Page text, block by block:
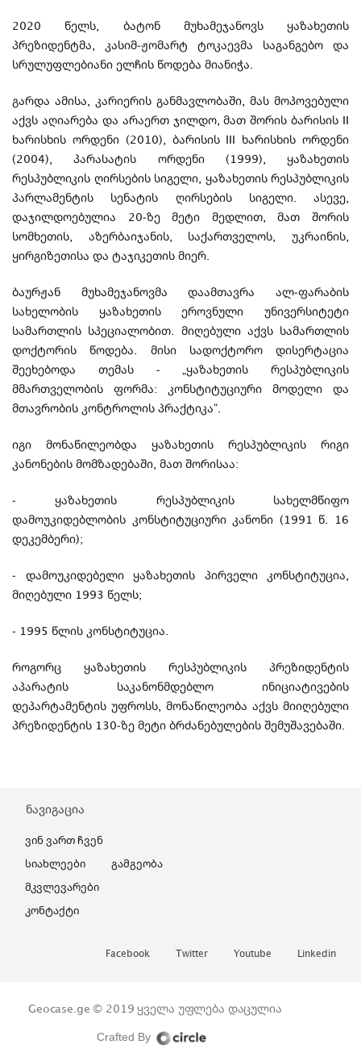
2020 წელს, ბატონ მუხამეჯანოვს ყაზახეთის
პრეზიდენტმა, კასიმ-ჟომარტ ტოკაევმა საგანგებო და
სრულუფლებიანი ელჩის წოდება მიანიჭა.
გარდა ამისა, კარიერის განმავლობაში, მას მოპოვებული
აქვს აღიარება და არაერთ ჯილდო, მათ შორის ბარისის II
ხარისხის ორდენი (2010), ბარისის III ხარისხის ორდენი
(2004), პარასატის ორდენი (1999), ყაზახეთის
რესპუბლიკის ღირსების სიგელი, ყაზახეთის რესპუბლიკის
პარლამენტის სენატის ღირსების სიგელი. ასევე,
დაჯილდოებულია 20-ზე მეტი მედლით, მათ შორის
სომხეთის, აზერბაიჯანის, საქართველოს, უკრაინის,
ყირგიზეთისა და ტაჯიკეთის მიერ.
ბაურჟან მუხამეჯანოვმა დაამთავრა ალ-ფარაბის
სახელობის ყაზახეთის ეროვნული უნივერსიტეტი
სამართლის სპეციალობით. მიღებული აქვს სამართლის
დოქტორის წოდება. მისი სადოქტორო დისერტაცია
შეეხებოდა თემას - „ყაზახეთის რესპუბლიკის
მმართველობის ფორმა: კონსტიტუციური მოდელი და
მთავრობის კონტროლის პრაქტიკა“.
იგი მონაწილეობდა ყაზახეთის რესპუბლიკის რიგი
კანონების მომზადებაში, მათ შორისაა:
- ყაზახეთის რესპუბლიკის სახელმწიფო
დამოუკიდებლობის კონსტიტუციური კანონი (1991 წ. 16
დეკემბერი);
- დამოუკიდებელი ყაზახეთის პირველი კონსტიტუცია,
მიღებული 1993 წელს;
- 1995 წლის კონსტიტუცია.
როგორც ყაზახეთის რესპუბლიკის პრეზიდენტის
აპარატის საკანონმდებლო ინიციატივების
დეპარტამენტის უფროსს, მონაწილეობა აქვს მიიღებული
პრეზიდენტის 130-ზე მეტი ბრძანებულების შემუშავებაში.
ნავიგაცია
Ვინ Ვართ Ჩვენ
Სიახლეები
Გამგეობა
Მკვლევარები
Კონტაქტი
Facebook Twitter Youtube Linkedin
Geocase.ge © 2019 ყველა უფლება დაცულია
Crafted By